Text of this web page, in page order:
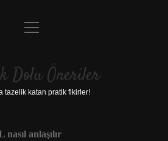
Anasayfa
Yasal Uyarı
menüyü
Dolu Öneriler
tazelik katan pratik fikirler!
nasıl anlaşılır